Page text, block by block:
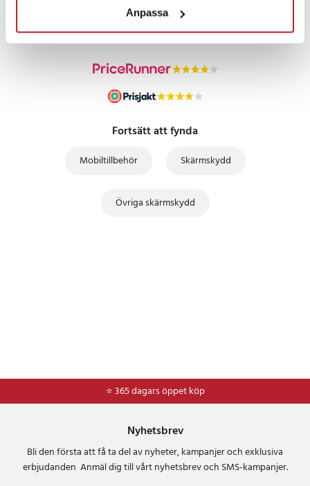
Anpassa
UTFÖRSÄLJNING
Fortsätt att fynda
Mobiltillbehör Skärmskydd
Övriga skärmskydd
⭐ 365 dagars öppet köp
⭐Frakt 49kr *
Nyhetsbrev
Bli den första att få ta del av nyheter, kampanjer och exklusiva
erbjudanden Anmäl dig till vårt nyhetsbrev och SMS-kampanjer.